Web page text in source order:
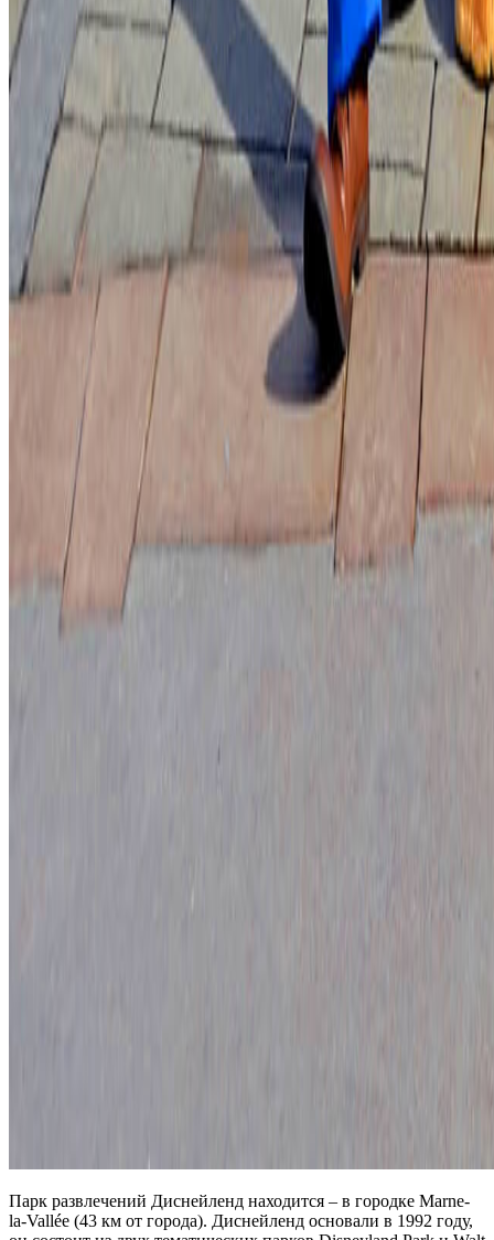
Парк развлечений Диснейленд находится – в городке Marne-
la-Vallée (43 км от города). Диснейленд основали в 1992 году,